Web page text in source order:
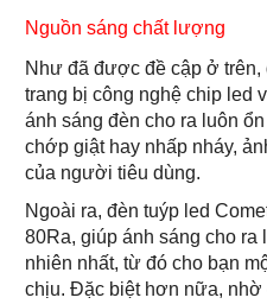
Nguồn sáng chất lượng
Như đã được đề cập ở
trang bị công nghệ chip led
ánh sáng đèn cho ra luôn
chớp giật hay nhấp nháy,
của người tiêu dùng.
Ngoài ra, đèn tuýp led
80Ra, giúp ánh sáng cho
nhiên nhất, từ đó cho bạn
chịu. Đặc biệt hơn nữa, nhờ